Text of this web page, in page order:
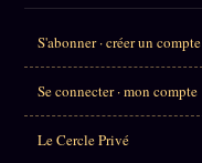
S'abonner · créer un compte
Se connecter · mon compte
Le Cercle Privé